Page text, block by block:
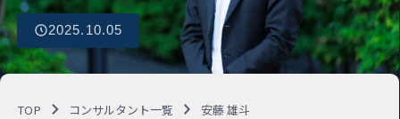
2025.10.05
TOP コンサルタント一覧 安藤 雄斗